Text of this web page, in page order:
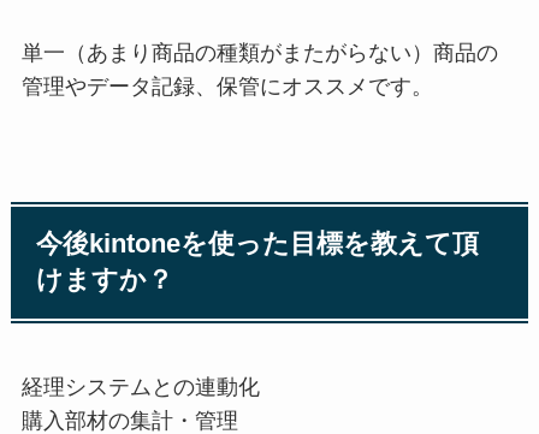
単一（あまり商品の種類がまたがらない）商品の
管理やデータ記録、保管にオススメです。
今後kintoneを使った目標を教えて頂
けますか？
経理システムとの連動化
購入部材の集計・管理